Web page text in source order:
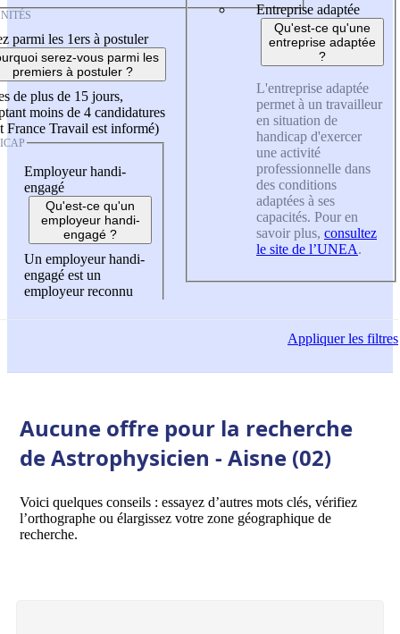
parmi les 1ers à postuler
serez-vous parmi les
premiers à postuler ?
de plus de 15 jours,
moins de 4 candidatures
France Travail est informé)
Employeur handi-
engagé
Qu'est-ce qu'un
employeur handi-
engagé ?
Un employeur handi-
engagé est un
employeur reconnu
Entreprise adaptée
Qu'est-ce qu'une
entreprise adaptée
?
L'entreprise adaptée
permet à un travailleur
en situation de
handicap d'exercer
une activité
professionnelle dans
des conditions
adaptées à ses
capacités. Pour en
savoir plus, consultez
le site de l’UNEA.
Appliquerles filtres
Aucune offre pour la recherche
de Astrophysicien - Aisne (02)
Voici quelques conseils : essayez d’autres mots clés, vérifiez
l’orthographe ou élargissez votre zone géographique de
recherche.